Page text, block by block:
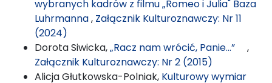
wybranych kadrów z filmu „Romeo i Julia" Baza
Luhrmanna, Załącznik Kulturoznawczy: Nr 11
(2024)
Dorota Siwicka,„Racz nam wrócić, Panie...” ,
Załącznik Kulturoznawczy: Nr 2 (2015)
Alicja Głutkowska-Polniak, Kulturowy wymiar